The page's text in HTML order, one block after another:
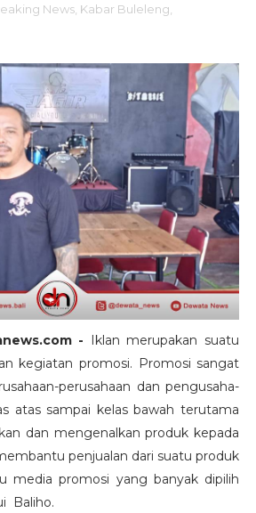
News, Kabar Buleleng,
-
Iklan merupakan suatu
kegiatan promosi. Promosi sangat
perusahaan dan pengusaha-
atas sampai kelas bawah terutama
dan mengenalkan produk kepada
penjualan dari suatu produk
media promosi yang banyak dipilih
Baliho.